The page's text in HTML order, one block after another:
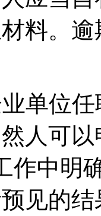
料。
单位
人可
作中明
见的